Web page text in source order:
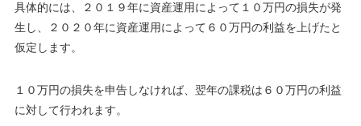
具体的には、２０１９年に資産運用によって１０万円の損失が発
生し、２０２０年に資産運用によって６０万円の利益を上げたと
仮定します。
１０万円の損失を申告しなければ、翌年の課税は６０万円の利益
に対して行われます。